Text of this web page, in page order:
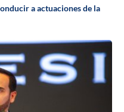
a actuaciones de la